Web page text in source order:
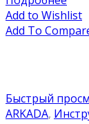
Add to Wishlist
Add To
Быстрый
ARKADA,